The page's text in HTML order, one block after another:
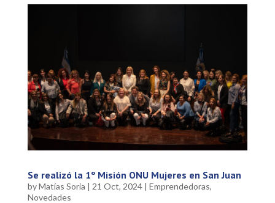
Se realizó la 1º Misión ONU Mujeres en San Juan
byMatías Soria | 21 Oct, 2024| Emprendedoras,
Novedades